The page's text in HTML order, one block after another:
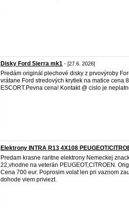
Disky Ford Sierra mk1 - [27.6. 2026]
Predám originál plechové disky z prvovýroby
vrátane Ford stredových krytiek na matice cena
ESCORT.Pevna cena! Kontakt @ cislo je
Elektrony INTRA R13 4X108 PEUGEOT/
Predam krasne raritne elektrony Nemeckej
22,vhodne na veterán PEUGEOT,CITROEN.
Cena 700 eur. Poprosim volat len pri vaznom
dohode viem priviezt.